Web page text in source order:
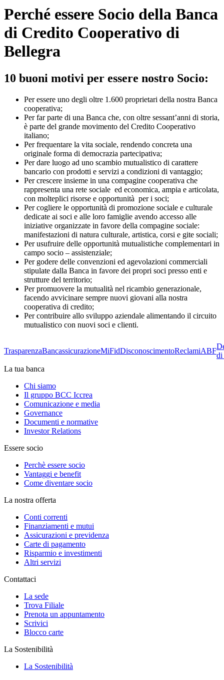
Perché essere Socio della Banca
di Credito Cooperativo di
Bellegra
10 buoni motivi per essere nostro Socio:
Per essere uno degli oltre 1.600 proprietari della nostra Banca
cooperativa;
Per far parte di una Banca che, con oltre sessant’anni di storia,
è parte del grande movimento del Credito Cooperativo
italiano;
Per frequentare la vita sociale, rendendo concreta una
originale forma di democrazia partecipativa;
Per dare luogo ad uno scambio mutualistico di carattere
bancario con prodotti e servizi a condizioni di vantaggio;
Per crescere insieme in una compagine cooperativa che
rappresenta una rete sociale ed economica, ampia e articolata,
con molteplici risorse e opportunità per i soci;
Per cogliere le opportunità di promozione sociale e culturale
dedicate ai soci e alle loro famiglie avendo accesso alle
iniziative organizzate in favore della compagine sociale:
manifestazioni di natura culturale, artistica, corsi e gite sociali;
Per usufruire delle opportunità mutualistiche complementari in
campo socio – assistenziale;
Per godere delle convenzioni ed agevolazioni commerciali
stipulate dalla Banca in favore dei propri soci presso enti e
strutture del territorio;
Per promuovere la mutualità nel ricambio generazionale,
facendo avvicinare sempre nuovi giovani alla nostra
cooperativa di credito;
Per contribuire allo sviluppo aziendale alimentando il circuito
mutualistico con nuovi soci e clienti.
TrasparenzaBancassicurazioneMiFidDisconoscimentoReclamiABF
di
La tua banca
Chi siamo
Il gruppo BCC Iccrea
Comunicazione e media
Governance
Documenti e normative
Investor Relations
Essere socio
Perchè essere socio
Vantaggi e benefit
Come diventare socio
La nostra offerta
Conti correnti
Finanziamenti e mutui
Assicurazioni e previdenza
Carte di pagamento
Risparmio e investimenti
Altri servizi
Contattaci
La sede
Trova Filiale
Prenota un appuntamento
Scrivici
Blocco carte
La Sostenibilità
La Sostenibilità